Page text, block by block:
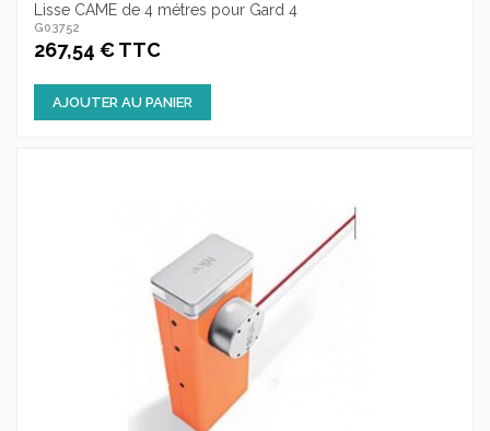
Lisse CAME de 4 métres pour Gard 4
G03752
267,54 € TTC
AJOUTER AU PANIER